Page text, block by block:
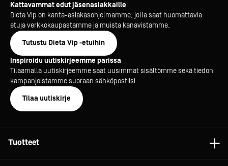
Kattavammat edut jäsenasiakkaille
Dieta Vip on kanta-asiakasohjelmamme, jolla saat huomattavia
etuja verkkokaupastamme ja muista kanavistamme.
Tutustu Dieta Vip -etuihin
Inspiroidu uutiskirjeemme parissa
Tilaamalla uutiskirjeemme saat uusimmat sisältömme sekä tiedon
kampanjoistamme suoraan sähköpostiisi.
Tilaa uutiskirje
Tuotteet